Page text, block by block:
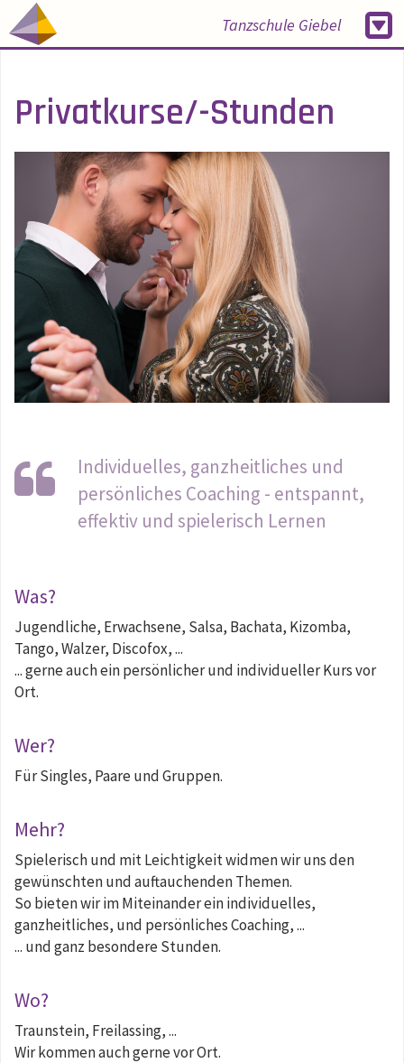
Tanzschule Giebel
Privatkurse/-Stunden
Individuelles, ganzheitliches und
persönliches Coaching - entspannt,
effektiv und spielerisch Lernen
Was?
Jugendliche, Erwachsene, Salsa, Bachata, Kizomba,
Tango, Walzer, Discofox, ...
... gerne auch ein persönlicher und individueller Kurs vor
Ort.
Wer?
Für Singles, Paare und Gruppen.
Mehr?
Spielerisch und mit Leichtigkeit widmen wir uns den
gewünschten und auftauchenden Themen.
So bieten wir im Miteinander ein individuelles,
ganzheitliches, und persönliches Coaching, ...
... und ganz besondere Stunden.
Wo?
Traunstein, Freilassing, ...
Wir kommen auch gerne vor Ort.